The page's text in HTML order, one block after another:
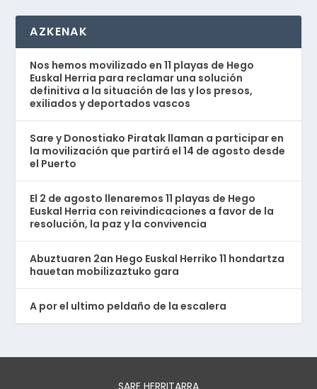
AZKENAK
Nos hemos movilizado en 11 playas de Hego
Euskal Herria para reclamar una solución
definitiva a la situación de las y los presos,
exiliados y deportados vascos
Sare y Donostiako Piratak llaman a participar en
la movilización que partirá el 14 de agosto desde
el Puerto
El 2 de agosto llenaremos 11 playas de Hego
Euskal Herria con reivindicaciones a favor de la
resolución, la paz y la convivencia
Abuztuaren 2an Hego Euskal Herriko 11 hondartza
hauetan mobilizaztuko gara
A por el ultimo peldaño de la escalera